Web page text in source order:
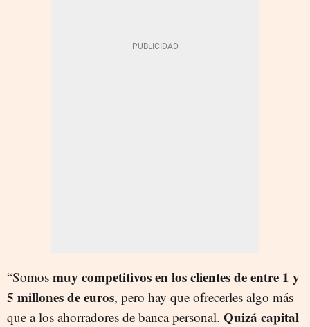
“Somos muy competitivos en los clientes de entre 1 y
5 millones de euros, pero hay que ofrecerles algo más
que a los ahorradores de banca personal. Quizá capital